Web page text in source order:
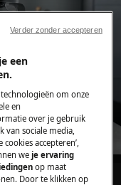
een
om onze
en
over je gebruik
van sociale media,
accepteren’,
weje ervaring
op maat
Door te klikken op
Verder zonder accepteren